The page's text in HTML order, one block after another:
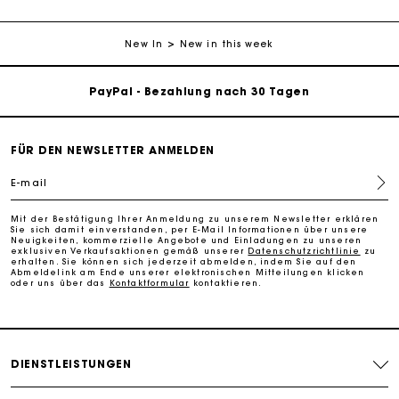
New In New in this week
PayPal - Bezahlung nach 30 Tagen
Kostenlose Umtausch & Rücksendung
perfekte Geschenk zu machen
Kostenlose Lieferung innerhalb von 2-3 Tagen
PayPal - Bezahlung nach 30 Tagen
FÜR DEN NEWSLETTER ANMELDEN
E-mail
Mit der Bestätigung Ihrer Anmeldung zu unserem Newsletter erklären
Sie sich damit einverstanden, per E-Mail Informationen über unsere
Neuigkeiten, kommerzielle Angebote und Einladungen zu unseren
exklusiven Verkaufsaktionen gemäß unserer Datenschutzrichtlinie
zu
erhalten. Sie können sich jederzeit abmelden, indem Sie auf den
Abmeldelink am Ende unserer elektronischen Mitteilungen klicken
oder uns über das
Kontaktformular kontaktieren.
DIENSTLEISTUNGEN